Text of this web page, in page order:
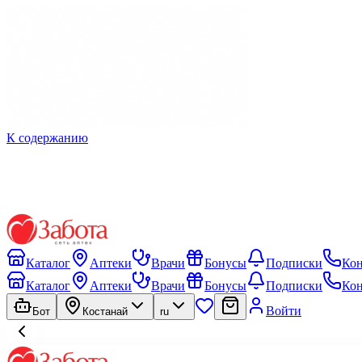
К содержанию
Каталог Аптеки Врачи Бонусы Подписки
Каталог
Аптеки Врачи Бонусы Подписки
Бот Костанай ru Войти